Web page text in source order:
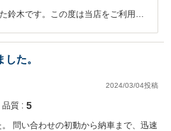
鈴木です。この度は当店をご利用頂
お客様に喜んで頂けることが、何よ
様にご安心して頂ける様お車の細部
員全員で徹底させたいと思っており
せておりますので、またぜひお気軽
どうぞ宜しくお願いいたします。
た。
2024/03/04投稿
品質 : 5
問い合わせの初動から納車まで、迅速